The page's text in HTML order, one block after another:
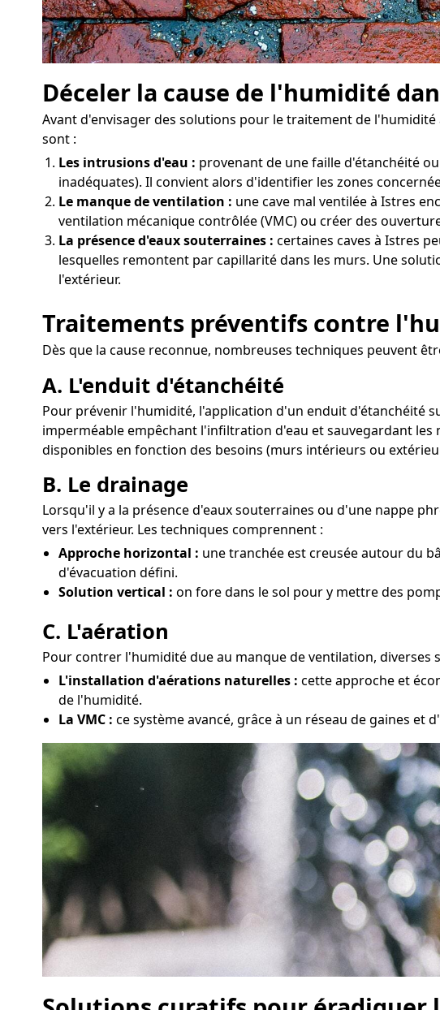
Déceler la cause de l'humidité
Avant d'envisager des solutions pour le traitement de
sont :
Les intrusions d'eau : provenant de une faille d'étanchéité
inadéquates). Il convient alors d'identifier les zones
Le manque de ventilation : une cave mal ventilée à Istres
ventilation mécanique contrôlée (VMC) ou créer des
La présence d'eaux souterraines : certaines caves à Istres
lesquelles remontent par capillarité dans les murs. Une
l'extérieur.
Traitements préventifs contre
Dès que la cause reconnue, nombreuses techniques peuvent
A. L'enduit d'étanchéité
Pour prévenir l'humidité, l'application d'un enduit d'étanchéité
imperméable empêchant l'infiltration d'eau et sauvegardant
disponibles en fonction des besoins (murs intérieurs ou
B. Le drainage
Lorsqu'il y a la présence d'eaux souterraines ou d'une nappe
vers l'extérieur. Les techniques comprennent :
Approche horizontal : une tranchée est creusée autour du
d'évacuation défini.
Solution vertical : on fore dans le sol pour y mettre des
C. L'aération
Pour contrer l'humidité due au manque de ventilation, diverses
L'installation d'aérations naturelles : cette approche et
de l'humidité.
La VMC : ce système avancé, grâce à un réseau de gaines